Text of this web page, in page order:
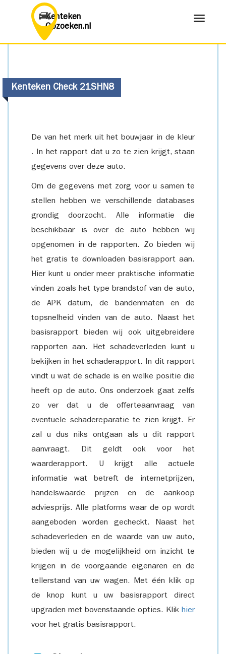
Kenteken
Opzoeken.nl
Menu
Kenteken Check 21SHN8
De van het merk uit het bouwjaar in de kleur
. In het rapport dat u zo te zien krijgt, staan
gegevens over deze auto.
Om de gegevens met zorg voor u samen te
stellen hebben we verschillende databases
grondig doorzocht. Alle informatie die
beschikbaar is over de auto hebben wij
opgenomen in de rapporten. Zo bieden wij
het gratis te downloaden basisrapport aan.
Hier kunt u onder meer praktische informatie
vinden zoals het type brandstof van de auto,
de APK datum, de bandenmaten en de
topsnelheid vinden van de auto. Naast het
basisrapport bieden wij ook uitgebreidere
rapporten aan. Het schadeverleden kunt u
bekijken in het schaderapport. In dit rapport
vindt u wat de schade is en welke positie die
heeft op de auto. Ons onderzoek gaat zelfs
zo ver dat u de offerteaanvraag van
eventuele schadereparatie te zien krijgt. Er
zal u dus niks ontgaan als u dit rapport
aanvraagt. Dit geldt ook voor het
waarderapport. U krijgt alle actuele
informatie wat betreft de internetprijzen,
handelswaarde prijzen en de aankoop
adviesprijs. Alle platforms waar de op wordt
aangeboden worden gecheckt. Naast het
schadeverleden en de waarde van uw auto,
bieden wij u de mogelijkheid om inzicht te
krijgen in de voorgaande eigenaren en de
tellerstand van uw wagen. Met één klik op
de knop kunt u uw basisrapport direct
upgraden met bovenstaande opties. Klik hier
voor het gratis basisrapport.